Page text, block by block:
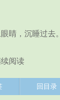
，沉睡过去。
阅读
回目录